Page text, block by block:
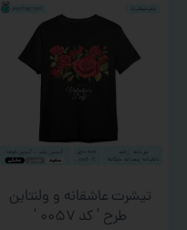
تیشرت عاشقانه و ولنتاین
طرح ‘ کد ۰۰۵۷ ‘